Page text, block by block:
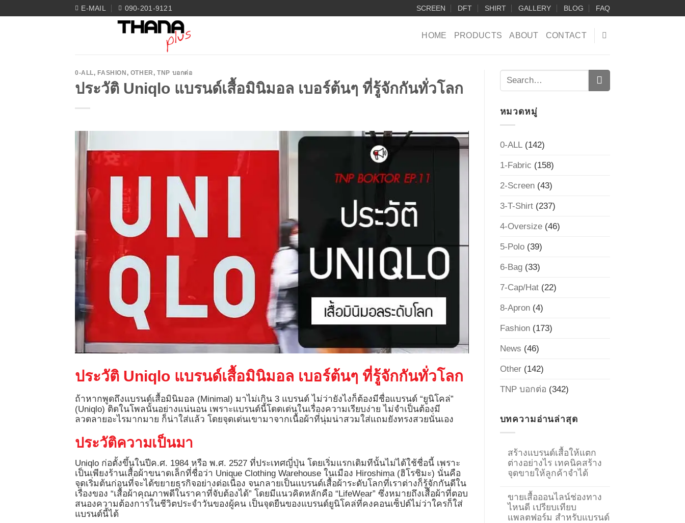
E-MAIL 090-201-9121 SCREEN DFT SHIRT GALLERY BLOG FAQ
HOME PRODUCTS ABOUT CONTACT
0-ALL, FASHION , OTHER ,TNP บอกต่อ
ประวัติ Uniqlo แบรนด์เสื้อมินิมอล เบอร์ต้นๆ ที่รู้จักกันทั่วโลก
ประวัติ Uniqlo แบรนด์เสื้อมินิมอล เบอร์ต้นๆ ที่รู้จักกันทั่วโลก
ถ้าหากพูดถึงแบรนด์เสื้อมินิมอล (Minimal) มาไม่เกิน 3 แบรนด์ ไม่ว่ายังไงก็ต้องมีชื่อแบรนด์ “ยูนิโคล่”
(Uniqlo) ติดในโพลนั้นอย่างแน่นอน เพราะแบรนด์นี้โดดเด่นในเรื่องความเรียบง่าย ไม่จำเป็นต้องมี
ลวดลายอะไรมากมาย ก็น่าใส่แล้ว โดยจุดเด่นเขามาจากเนื้อผ้าที่นุ่มน่าสวมใส่แถมยังทรงสวยนั่นเอง
ประวัติความเป็นมา
Uniqlo ก่อตั้งขึ้นในปีค.ศ. 1984 หรือ พ.ศ. 2527 ที่ประเทศญี่ปุ่น โดยเริ่มแรกเดิมทีนั้นไม่ได้ใช้ชื่อนี้ เพราะ
เป็นเพียงร้านเสื้อผ้าขนาดเล็กที่ชื่อว่า Unique Clothing Warehouse ในเมือง Hiroshima (ฮิโรชิมะ) นั่นคือ
จุดเริ่มต้นก่อนที่จะได้ขยายธุรกิจอย่างต่อเนื่อง จนกลายเป็นแบรนด์เสื้อผ้าระดับโลกที่เราต่างก็รู้จักกันดีใน
เรื่องของ “เสื้อผ้าคุณภาพดีในราคาที่จับต้องได้” โดยมีแนวคิดหลักคือ “LifeWear” ซึ่งหมายถึงเสื้อผ้าที่ตอบ
สนองความต้องการในชีวิตประจำวันของผู้คน เป็นจุดยืนของแบรนด์ยูนิโคล่ที่คงคอนเซ็ปต์ไม่ว่าใครก็ใส่
แบรนด์นี้ได้
หมวดหมู่
0-ALL(142)
1-Fabric (158)
2-Screen(43)
3-T-Shirt(237)
4-Oversize(46)
5-Polo(39)
6-Bag(33)
7-Cap/Hat(22)
8-Apron(4)
Fashion(173)
News (46)
Other(142)
TNP บอกต่อ (342)
บทความอ่านล่าสุด
สร้างแบรนด์เสื้อให้แตก
ต่างอย่างไร เทคนิคสร้าง
จุดขายให้ลูกค้าจำได้
ขายเสื้อออนไลน์ช่องทาง
ไหนดี เปรียบเทียบ
แพลตฟอร์ม สำหรับแบรนด์